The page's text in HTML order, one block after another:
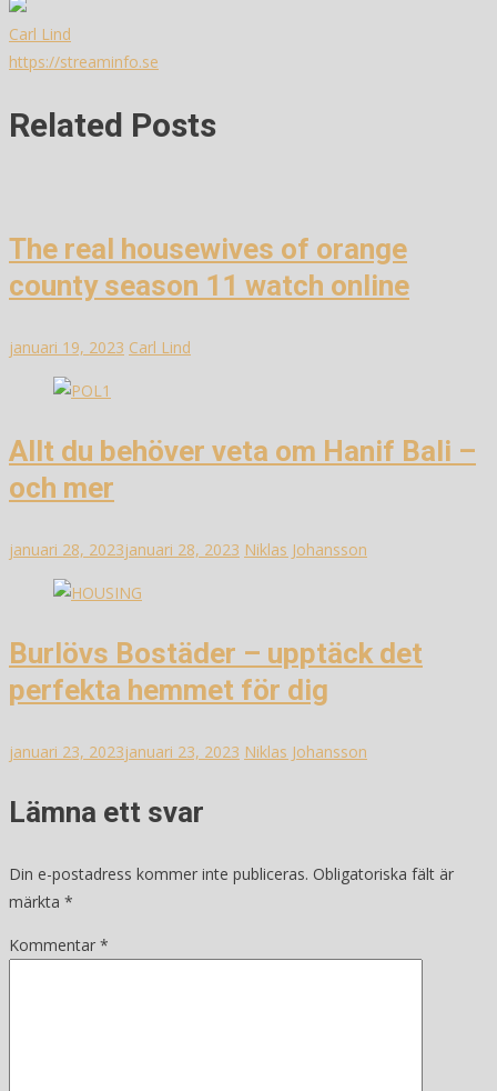
Carl Lind
https://streaminfo.se
Related Posts
The real housewives of orange
county season 11 watch online
januari 19, 2023 Carl Lind
Allt du behöver veta om Hanif Bali –
och mer
januari 28, 2023januari 28, 2023 Niklas Johansson
Burlövs Bostäder – upptäck det
perfekta hemmet för dig
januari 23, 2023januari 23, 2023 Niklas Johansson
Lämna ett svar
Din e-postadress kommer inte publiceras. Obligatoriska fält är
märkta *
Kommentar *